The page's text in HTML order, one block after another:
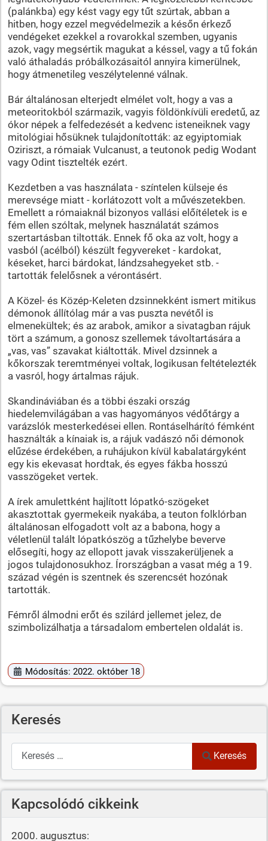
(palánkba) egy kést vagy egy tűt szúrtak, abban a
hitben, hogy ezzel megvédelmezik a későn érkező
vendégeket ezekkel a rovarokkal szemben, ugyanis
azok, vagy megsértik magukat a késsel, vagy a tű fokán
való áthaladás próbálkozásaitól annyira kimerülnek,
hogy átmenetileg veszélytelenné válnak.
Bár általánosan elterjedt elmélet volt, hogy a vas a
meteoritokból származik, vagyis földönkívüli eredetű, az
ókor népek a felfedezését a kedvenc isteneiknek vagy
mitológiai hősüknek tulajdonították: az egyiptomiak
Oziriszt, a rómaiak Vulcanust, a teutonok pedig Wodant
vagy Odint tisztelték ezért.
Kezdetben a vas használata - színtelen külseje és
merevsége miatt - korlátozott volt a művészetekben.
Emellett a rómaiaknál bizonyos vallási előítéletek is e
fém ellen szóltak, melynek használatát számos
szertartásban tiltották. Ennek fő oka az volt, hogy a
vasból (acélból) készült fegyvereket - kardokat,
késeket, harci bárdokat, lándzsahegyeket stb. -
tartották felelősnek a vérontásért.
A Közel- és Közép-Keleten dzsinnekként ismert mitikus
démonok állítólag már a vas puszta nevétől is
elmenekültek; és az arabok, amikor a sivatagban rájuk
tört a számum, a gonosz szellemek távoltartására a
„vas, vas” szavakat kiáltották. Mivel dzsinnek a
kőkorszak teremtményei voltak, logikusan feltételezték
a vasról, hogy ártalmas rájuk.
Skandináviában és a többi északi ország
hiedelemvilágában a vas hagyományos védőtárgy a
varázslók mesterkedései ellen. Rontáselhárító fémként
használták a kínaiak is, a rájuk vadászó női démonok
elűzése érdekében, a ruhájukon kívül kabalatárgyként
egy kis ekevasat hordtak, és egyes fákba hosszú
vasszögeket vertek.
A írek amulettként hajlított lópatkó-szögeket
akasztottak gyermekeik nyakába, a teuton folklórban
általánosan elfogadott volt az a babona, hogy a
véletlenül talált lópatkószög a tűzhelybe beverve
elősegíti, hogy az ellopott javak visszakerüljenek a
jogos tulajdonosukhoz. Írországban a vasat még a 19.
század végén is szentnek és szerencsét hozónak
tartották.
Fémről álmodni erőt és szilárd jellemet jelez, de
szimbolizálhatja a társadalom embertelen oldalát is.
Módosítás: 2022. október 18
Keresés
Keresés
Keresés
Kapcsolódó cikkeink
2000. augusztus: